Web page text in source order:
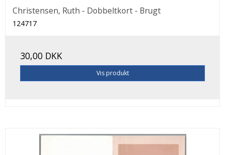
Christensen, Ruth - Dobbeltkort - Brugt
124717
30,00 DKK
Vis produkt